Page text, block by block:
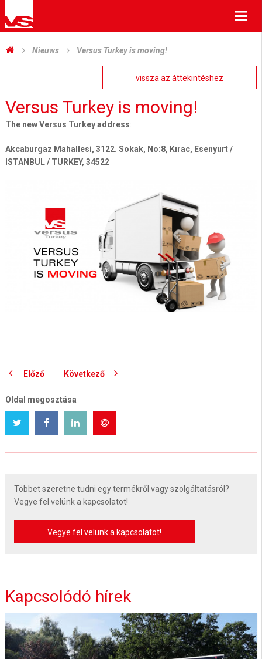
Nieuws Versus Turkey is moving!
vissza az áttekintéshez
Többet szeretne tudni egy termékről vagy szolgáltatásról?
Vegye fel velünk a kapcsolatot!
Vegye fel velünk a kapcsolatot!
Versus Turkey is moving!
The new Versus Turkey address:
Akcaburgaz Mahallesi, 3122. Sokak, No:8, Kırac, Esenyurt /
ISTANBUL / TURKEY, 34522
Előző Következő
Oldal megosztása
Kapcsolódó hírek